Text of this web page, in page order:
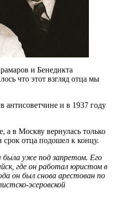
и Бенедикта
что этот взгляд отца мы
антисоветчине и в 1937 году
а в Москву вернулась только
срок отца подошел к концу.
уже под запретом. Его
где он работал юристом в
он был снова арестован по
эсеровской